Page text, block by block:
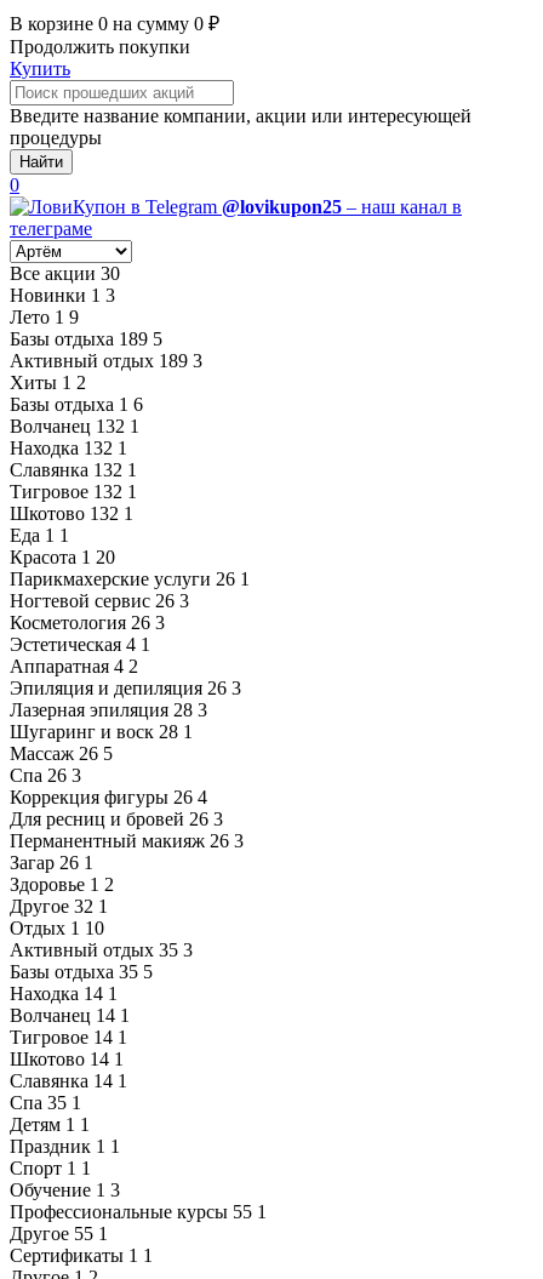
В корзине 0 на сумму 0 ₽
Продолжить покупки
Купить
Введите название компании, акции или интересующей
процедуры
Найти
0
@lovikupon25 – наш канал в
телеграме
Все акции 30
Новинки 1 3
Лето 1 9
Базы отдыха 189 5
Активный отдых 189 3
Хиты 1 2
Базы отдыха 1 6
Волчанец 132 1
Находка 132 1
Славянка 132 1
Тигровое 132 1
Шкотово 132 1
Еда 1 1
Красота 1 20
Парикмахерские услуги 26 1
Ногтевой сервис 26 3
Косметология 26 3
Эстетическая 4 1
Аппаратная 4 2
Эпиляция и депиляция 26 3
Лазерная эпиляция 28 3
Шугаринг и воск 28 1
Массаж 26 5
Спа 26 3
Коррекция фигуры 26 4
Для ресниц и бровей 26 3
Перманентный макияж 26 3
Загар 26 1
Здоровье 1 2
Другое 32 1
Отдых 1 10
Активный отдых 35 3
Базы отдыха 35 5
Находка 14 1
Волчанец 14 1
Тигровое 14 1
Шкотово 14 1
Славянка 14 1
Спа 35 1
Детям 1 1
Праздник 1 1
Спорт 1 1
Обучение 1 3
Профессиональные курсы 55 1
Другое 55 1
Сертификаты 1 1